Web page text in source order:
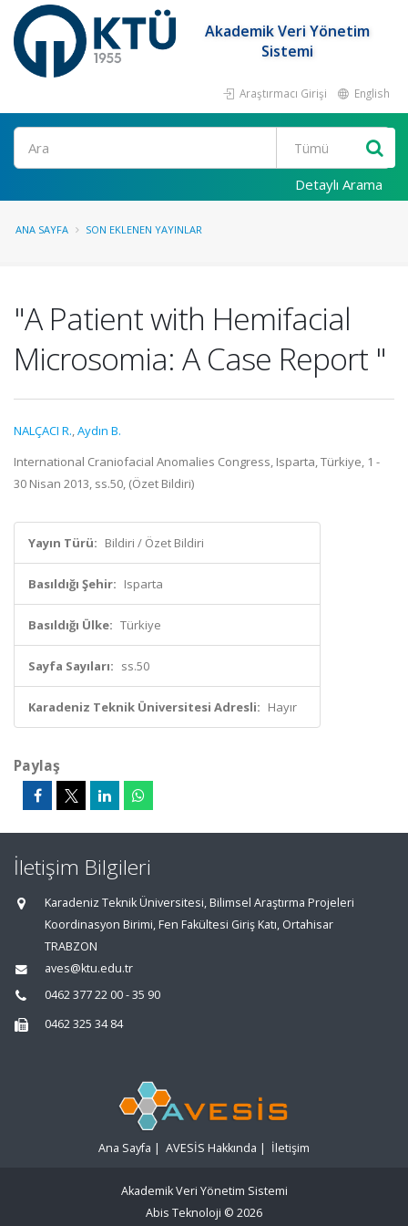
Akademik Veri Yönetim
Sistemi
Araştırmacı Girişi English
Ara
Detaylı Arama
ANA SAYFA SON EKLENEN YAYINLAR
"A Patient with Hemifacial
Microsomia: A Case Report "
NALÇACI R.,Aydın B.
International Craniofacial Anomalies Congress, Isparta, Türkiye, 1 -
30 Nisan 2013, ss.50, (Özet Bildiri)
Yayın Türü: Bildiri / Özet Bildiri
Basıldığı Şehir: Isparta
Basıldığı Ülke: Türkiye
Sayfa Sayıları: ss.50
Karadeniz Teknik Üniversitesi Adresli: Hayır
Paylaş
İletişim Bilgileri
Karadeniz Teknik Üniversitesi, Bilimsel Araştırma Projeleri
Koordinasyon Birimi, Fen Fakültesi Giriş Katı, Ortahisar
TRABZON
aves@ktu.edu.tr
0462 377 22 00 - 35 90
0462 325 34 84
Ana Sayfa | AVESİS Hakkında | İletişim
Akademik Veri Yönetim Sistemi
Abis Teknoloji © 2026